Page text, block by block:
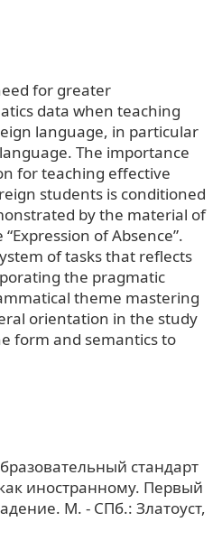
for greater
data when teaching
language, in particular
The importance
for teaching effective
students is conditioned
by the material of
of Absence”.
of tasks that reflects
the pragmatic
theme mastering
orientation in the study
form and semantics to
стандарт
иностранному. Первый
М. - СПб.: Златоуст,